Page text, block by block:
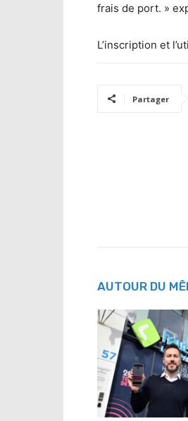
frais de port. »
L’inscription et
Partager
AUTOUR DU